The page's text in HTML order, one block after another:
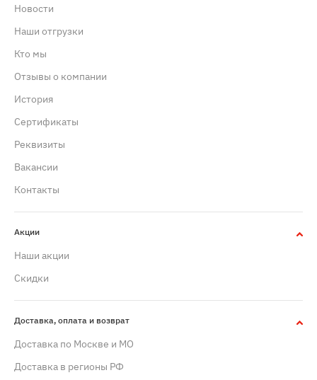
Новости
Наши отгрузки
Кто мы
Отзывы о компании
История
Сертификаты
Реквизиты
Вакансии
Контакты
Акции
Наши акции
Скидки
Доставка, оплата и возврат
Доставка по Москве и МО
Доставка в регионы РФ